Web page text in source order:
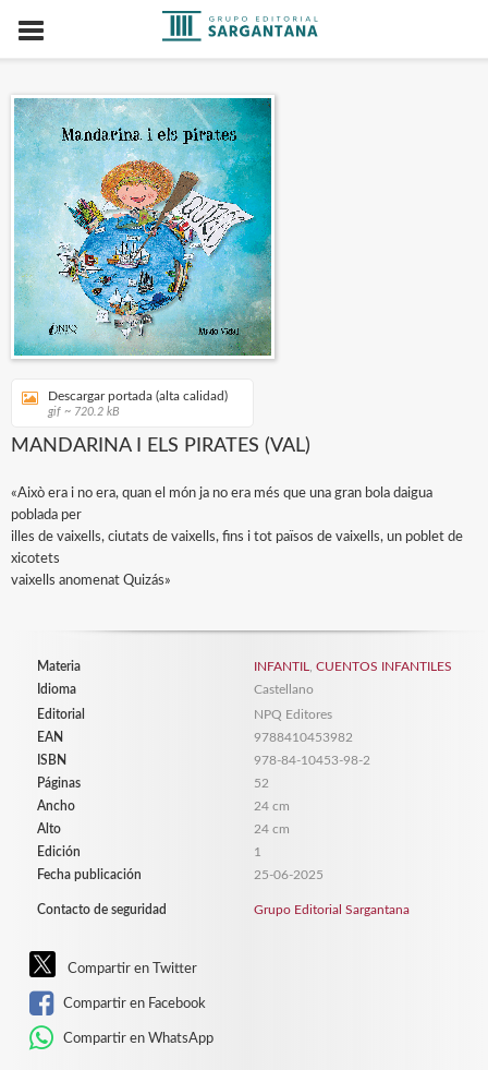
Descargar portada (alta calidad)
gif ~ 720.2 kB
MANDARINA I ELS PIRATES (VAL)
«Això era i no era, quan el món ja no era més que una gran bola daigua
poblada per
illes de vaixells, ciutats de vaixells, fins i tot països de vaixells, un poblet de
xicotets
vaixells anomenat Quizás»
Materia INFANTIL
CUENTOS INFANTILES
Idioma
Castellano
Editorial
NPQ Editores
EAN
9788410453982
ISBN
978-84-10453-98-2
Páginas
52
Ancho
24 cm
Alto
24 cm
Edición
1
Fecha publicación
25-06-2025
Contacto de seguridad Grupo Editorial Sargantana
Compartir en Twitter
Compartir en Facebook
Compartir en WhatsApp